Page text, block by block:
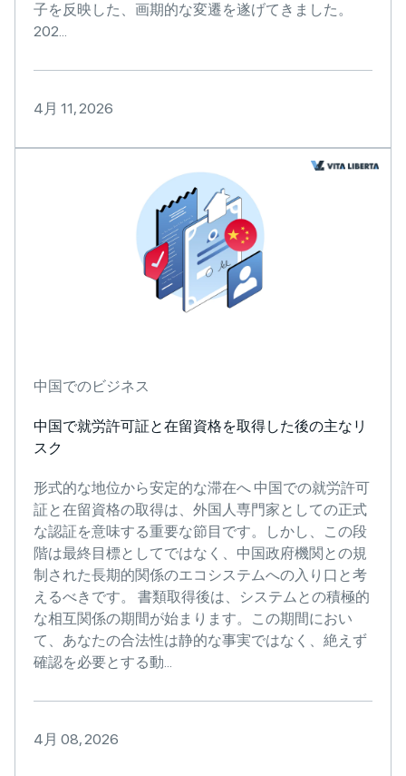
子を反映した、画期的な変遷を遂げてきました。
202...
4月 11, 2026
中国でのビジネス
中国で就労許可証と在留資格を取得した後の主なリ
スク
形式的な地位から安定的な滞在へ 中国での就労許可
証と在留資格の取得は、外国人専門家としての正式
な認証を意味する重要な節目です。しかし、この段
階は最終目標としてではなく、中国政府機関との規
制された長期的関係のエコシステムへの入り口と考
えるべきです。 書類取得後は、システムとの積極的
な相互関係の期間が始まります。この期間におい
て、あなたの合法性は静的な事実ではなく、絶えず
確認を必要とする動...
4月 08, 2026